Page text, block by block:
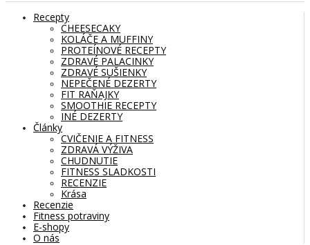
Recepty
CHEESECAKY
KOLÁČE A MUFFINY
PROTEÍNOVÉ RECEPTY
ZDRAVÉ PALACINKY
ZDRAVÉ SUŠIENKY
NEPEČENÉ DEZERTY
FIT RAŇAJKY
SMOOTHIE RECEPTY
INÉ DEZERTY
Články
CVIČENIE A FITNESS
ZDRAVÁ VÝŽIVA
CHUDNUTIE
FITNESS SLADKOSTI
RECENZIE
Krása
Recenzie
Fitness potraviny
E-shopy
O nás